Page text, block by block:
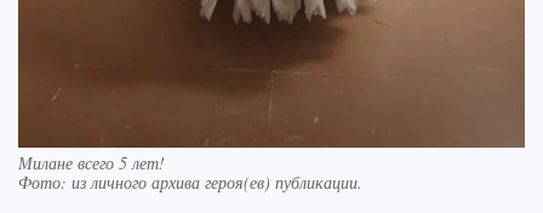
Милане всего 5 лет!
Фото: из личного архива героя(ев) публикации.